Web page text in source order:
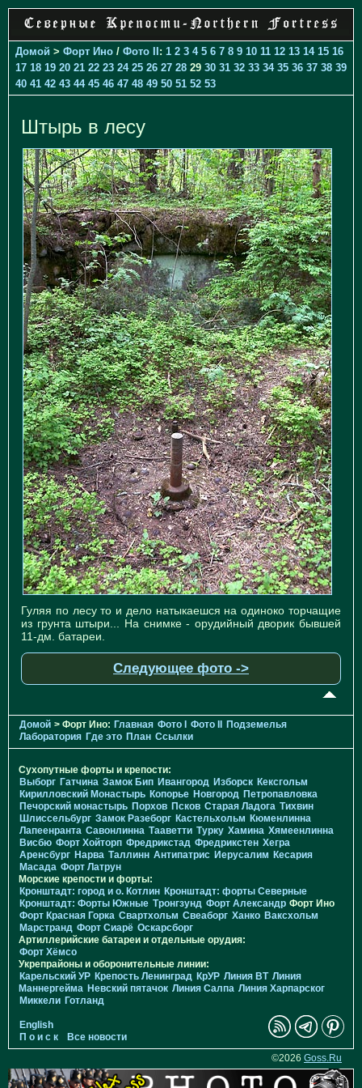
Домой > Форт Ино / Фото II: 1 2 3 4 5 6 7 8 9 10 11 12 13 14 15 16
17 18 19 20 21 22 23 24 25 26 27 28 29 30 31 32 33 34 35 36 37 38 39
40 41 42 43 44 45 46 47 48 49 50 51 52 53
Штырь в лесу
Гуляя по лесу то и дело натыкаешся на одиноко торчащие
из грунта штыри... На снимке - орудийный дворик бывшей
11-дм. батареи.
Следующее фото ->
Домой > Форт Ино: Главная Фото I Фото II Подземелья
Лаборатория Где это План Ссылки
Сухопутные форты и крепости:
Выборг Гатчина Замок Бип Ивангород Изборск Кексгольм
Кирилловский Монастырь Копорье Новгород Петропавловка
Печорcкий монастырь Порхов Псков Старая Ладога Тихвин
Шлиссельбург Замок Разеборг Кастельхольм Кюменлинна
Лапеенранта Савонлинна Тааветти Турку Хамина Хямеенлинна
Висбю Форт Хойторп Фредрикстад Фредрикстен Хегра
Аренсбург Нарва Таллинн Антипатрис Иерусалим Кесария
Масада Форт Латрун
Морские крепости и форты:
Кронштадт: город и о. Котлин Кронштадт: форты Северные
Кронштадт: Форты Южные Тронгзунд Форт Александр Форт Ино
Форт Красная Горка Свартхольм Свеаборг Ханко Ваксхольм
Марстранд Форт Сиарё Оскарсборг
Артиллерийские батареи и отдельные орудия:
Форт Хёмсо
Укрепрайоны и оборонительные линии:
Карельский УР Крепость Ленинград КрУР Линия ВТ Линия
Маннергейма Невский пятачок Линия Салпа Линия Харпарског
Миккели Готланд
English
П о и с к
Все новости
©2026 Goss.Ru